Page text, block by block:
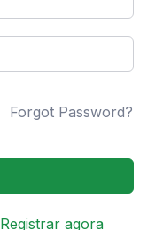
Forgot Password?
Registrar agora